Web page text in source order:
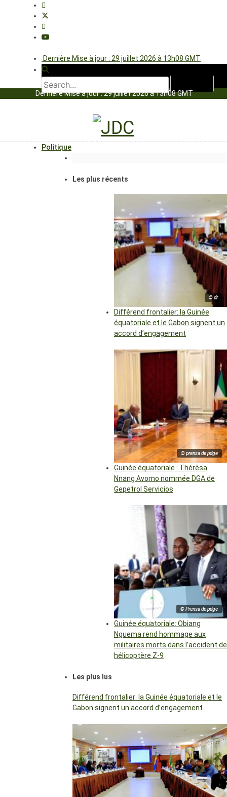
Dernière Mise à jour : 29 juillet 2026 à 13h08 GMT
Dernière Mise à jour : 29 juillet 2026 à 13h08 GMT
Politique
Les plus récents
© dr
Différend frontalier: la Guinée
équatoriale et le Gabon signent un
accord d’engagement
© prensa de pdge
Guinée équatoriale : Thérèsa
Nnang Avomo nommée DGA de
Gepetrol Servicios
© Prensa de pdge
Guinée équatoriale: Obiang
Nguema rend hommage aux
militaires morts dans l’accident de
hélicoptère Z-9
Les plus lus
Différend frontalier: la Guinée équatoriale et le
Gabon signent un accord d’engagement